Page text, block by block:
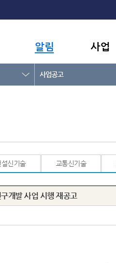
알림 사업
사업공고
설신기술 교통신기술
개발 사업 시행 재공고